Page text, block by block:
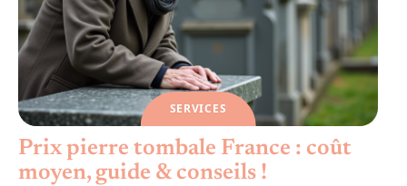
SERVICES
Prix pierre tombale France : coût
moyen, guide & conseils !